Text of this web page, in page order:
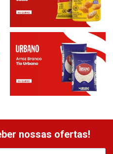
nossas ofertas!